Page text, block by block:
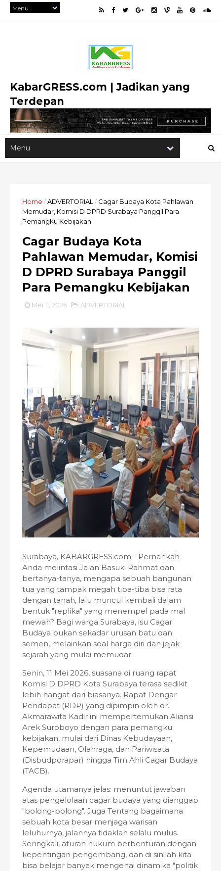
KabarGRESS.com | Jadikan yang
Terdepan
Home /ADVERTORIAL / Cagar Budaya Kota Pahlawan
Memudar, Komisi D DPRD Surabaya Panggil Para
Pemangku Kebijakan
Cagar Budaya Kota
Pahlawan Memudar, Komisi
D DPRD Surabaya Panggil
Para Pemangku Kebijakan
Mei 11, 2026 ADVERTORIAL
Surabaya, KABARGRESS.com - Pernahkah
Anda melintasi Jalan Basuki Rahmat dan
bertanya-tanya, mengapa sebuah bangunan
tua yang tampak megah tiba-tiba bisa rata
dengan tanah, lalu muncul kembali dalam
bentuk "replika" yang menempel pada mal
mewah? Bagi warga Surabaya, isu Cagar
Budaya bukan sekadar urusan batu dan
semen, melainkan soal harga diri dan jejak
sejarah yang mulai memudar.
Senin, 11 Mei 2026, suasana di ruang rapat
Komisi D DPRD Kota Surabaya terasa sedikit
lebih hangat dari biasanya. Rapat Dengar
Pendapat (RDP) yang dipimpin oleh dr.
Akmarawita Kadir ini mempertemukan Aliansi
Arek Suroboyo dengan para pemangku
kebijakan, mulai dari Dinas Kebudayaan,
Kepemudaan, Olahraga, dan Pariwisata
(Disbudporapar) hingga Tim Ahli Cagar Budaya
(TACB).
Agenda utamanya jelas: menuntut jawaban
atas pengelolaan cagar budaya yang dianggap
"bolong-bolong". Juga Tentang bagaimana
sebuah kota besar menjaga warisan
leluhurnya, jalannya tidaklah selalu mulus.
Seringkali, aturan hukum berbenturan dengan
kepentingan pengembang, dan di sinilah kita
bisa belajar banyak mengenai dinamika "politik